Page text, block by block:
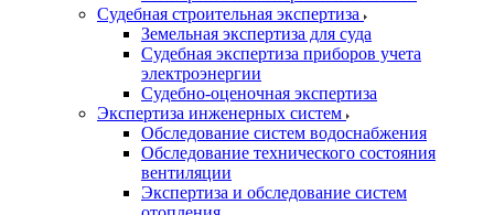
Судебная строительная экспертиза
Земельная экспертиза для суда
Судебная экспертиза приборов учета
электроэнергии
Судебно-оценочная экспертиза
Экспертиза инженерных систем
Обследование систем водоснабжения
Обследование технического состояния
вентиляции
Экспертиза и обследование систем